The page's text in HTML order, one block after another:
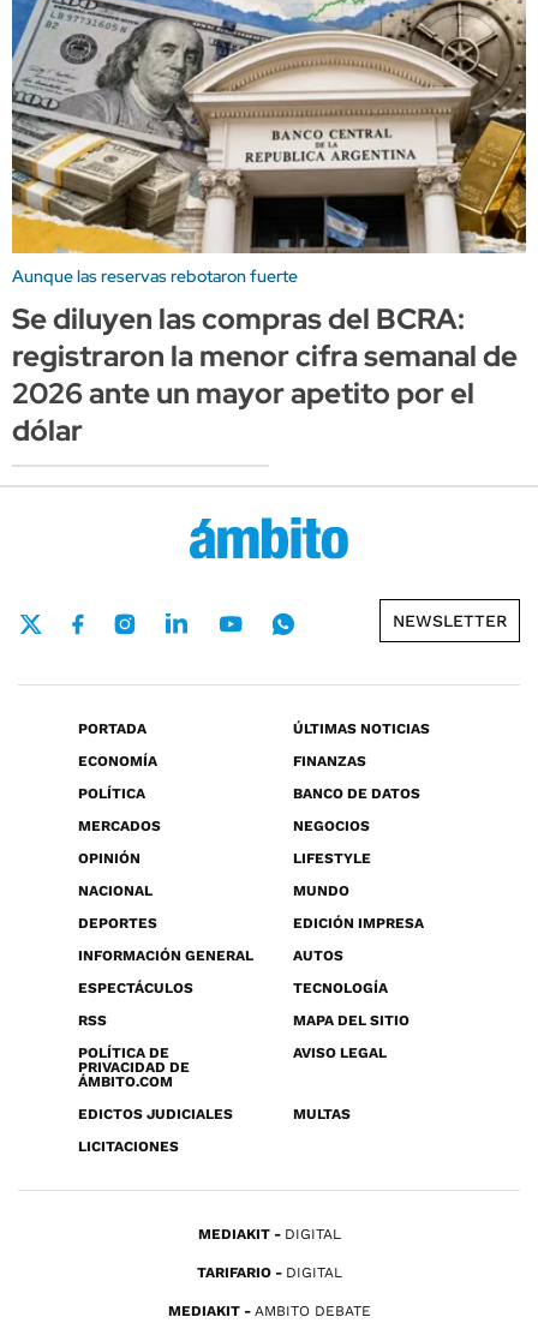
Aunque las reservas rebotaron fuerte
Se diluyen las compras del BCRA:
registraron la menor cifra semanal de
2026 ante un mayor apetito por el
dólar
NEWSLETTER
PORTADA
ÚLTIMAS NOTICIAS
ECONOMÍA
FINANZAS
POLÍTICA
BANCO DE DATOS
MERCADOS
NEGOCIOS
OPINIÓN
LIFESTYLE
NACIONAL
MUNDO
DEPORTES
EDICIÓN IMPRESA
INFORMACIÓN GENERAL
AUTOS
ESPECTÁCULOS
TECNOLOGÍA
RSS
MAPA DEL SITIO
POLÍTICA DE
PRIVACIDAD DE
ÁMBITO.COM
AVISO LEGAL
EDICTOS JUDICIALES
MULTAS
LICITACIONES
MEDIAKIT DIGITAL
TARIFARIO DIGITAL
MEDIAKIT AMBITO DEBATE